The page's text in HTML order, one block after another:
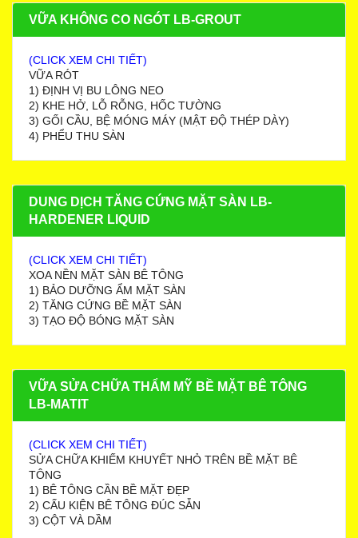
VỮA KHÔNG CO NGÓT LB-GROUT
(CLICK XEM CHI TIẾT)
VỮA RÓT
1) ĐỊNH VỊ BU LÔNG NEO
2) KHE HỞ, LỖ RỖNG, HỐC TƯỜNG
3) GỐI CẦU, BỆ MÓNG MÁY (MẬT ĐỘ THÉP DÀY)
4) PHỂU THU SÀN
DUNG DỊCH TĂNG CỨNG MẶT SÀN LB-
HARDENER LIQUID
(CLICK XEM CHI TIẾT)
XOA NỀN MẶT SÀN BÊ TÔNG
1) BẢO DƯỠNG ẨM MẶT SÀN
2) TĂNG CỨNG BỀ MẶT SÀN
3) TẠO ĐỘ BÓNG MẶT SÀN
VỮA SỬA CHỮA THẨM MỸ BỀ MẶT BÊ TÔNG
LB-MATIT
(CLICK XEM CHI TIẾT)
SỬA CHỮA KHIẾM KHUYẾT NHỎ TRÊN BỀ MẶT BÊ
TÔNG
1) BÊ TÔNG CẦN BỀ MẶT ĐẸP
2) CẤU KIỆN BÊ TÔNG ĐÚC SẴN
3) CỘT VÀ DẦM